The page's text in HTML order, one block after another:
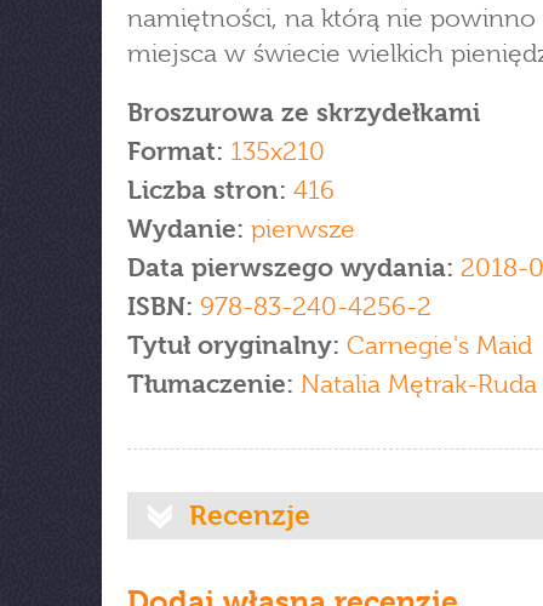
namiętności, na którą nie powinno
miejsca w świecie wielkich
Broszurowa ze skrzydełkami
Format: 135x210
Liczba stron: 416
Wydanie: pierwsze
Data pierwszego wydania: 2018-
ISBN: 978-83-240-4256-2
Tytuł oryginalny: Carnegie's Maid
Tłumaczenie: Natalia Mętrak-Ruda
Recenzje